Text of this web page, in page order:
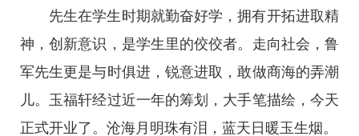
先生在学生时期就勤奋好学，拥有开拓进取精
神，创新意识，是学生里的佼佼者。走向社会，鲁
军先生更是与时俱进，锐意进取，敢做商海的弄潮
儿。玉福轩经过近一年的筹划，大手笔描绘，今天
正式开业了。沧海月明珠有泪，蓝天日暖玉生烟。